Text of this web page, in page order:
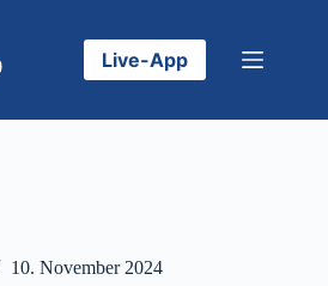
Live-App
10. November 2024